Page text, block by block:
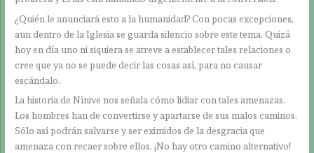
¿Quién le anunciará esto a la humanidad? Con pocas excepciones,
aun dentro de la Iglesia se guarda silencio sobre este tema. Quizá
hoy en día uno ni siquiera se atreve a establecer tales relaciones o
cree que ya no se puede decir las cosas así, para no causar
escándalo.
La historia de Nínive nos señala cómo lidiar con tales amenazas.
Los hombres han de convertirse y apartarse de sus malos caminos.
Sólo así podrán salvarse y ser eximidos de la desgracia que
amenaza con recaer sobre ellos. ¡No hay otro camino alternativo!